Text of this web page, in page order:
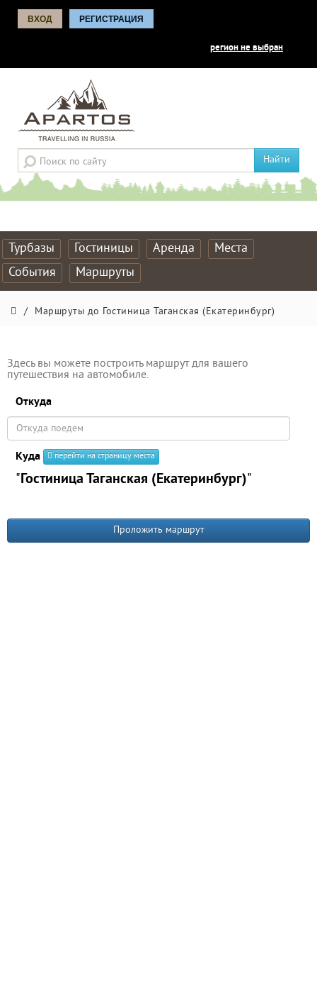
ВХОД РЕГИСТРАЦИЯ
регион не выбран
Найти
Турбазы Гостиницы Аренда
Места
События
Маршруты
/ Маршруты до Гостиница Таганская (Екатеринбург)
Здесь вы можете построить маршрут для вашего
путешествия на автомобиле.
Откуда
Куда перейти на страницу места
"Гостиница Таганская (Екатеринбург)"
Проложить маршрут